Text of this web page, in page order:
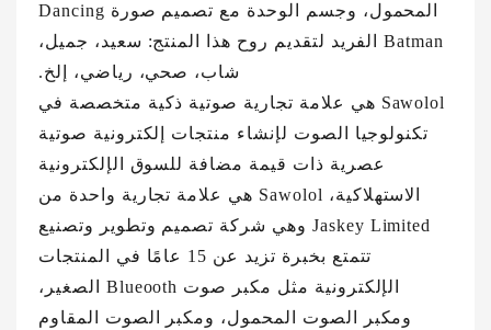
المحمول، وجسم الوحدة مع تصميم صورة Dancing
Batman الفريد لتقديم روح هذا المنتج: سعيد، جميل،
شاب، صحي، رياضي، إلخ.
Sawolol هي علامة تجارية صوتية ذكية متخصصة في
تكنولوجيا الصوت لإنشاء منتجات إلكترونية صوتية
عصرية ذات قيمة مضافة للسوق الإلكترونية
الاستهلاكية، Sawolol هي علامة تجارية واحدة من
Jaskey Limited وهي شركة تصميم وتطوير وتصنيع
تتمتع بخبرة تزيد عن 15 عامًا في المنتجات
الإلكترونية مثل مكبر صوت Blueooth الصغير،
ومكبر الصوت المحمول، ومكبر الصوت المقاوم